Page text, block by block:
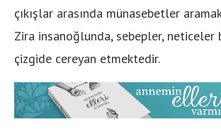
çıkışlar arasında münasebetler
Zira insanoğlunda, sebepler, neticeler
çizgide cereyan etmektedir.